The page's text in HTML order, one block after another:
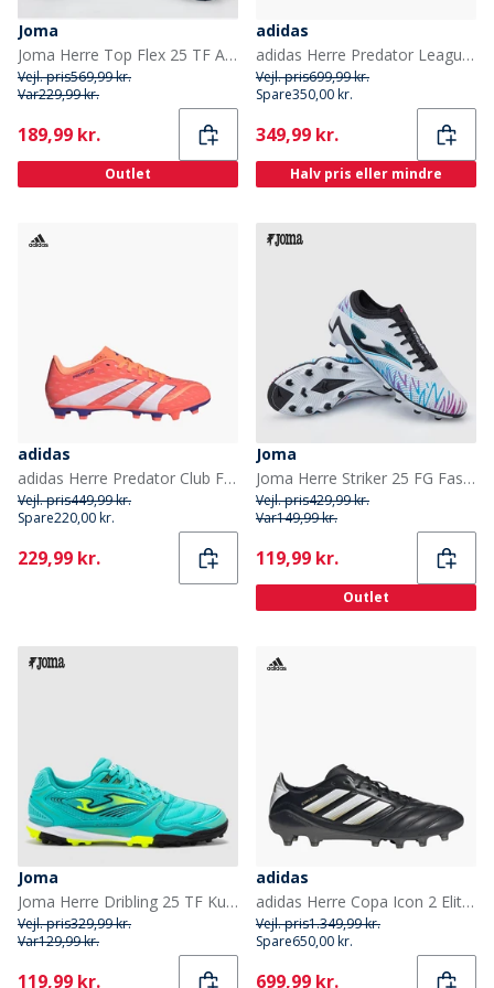
Joma
Joma Herre Top Flex 25 TF Astro Turf Fodboldstøvler Hvid/Royal
Vejl. pris569,99 kr.
Var229,99 kr.
Current
189,99 kr.
Outlet
adidas
adidas Herre Predator League Stealth Sejr Pakke FG/MG Fast/Multi Bund Fodboldstøvler Core Black/Grey Four/Lucid Red
Vejl. pris699,99 kr.
Spare350,00 kr.
Current
349,99 kr.
Halv pris eller mindre
adidas
adidas Herre Predator Club FG/MG Fast/Multi Ground Fodboldstøvler Signal Coral/Cloud White/Beam Orange
Vejl. pris449,99 kr.
Spare220,00 kr.
Current
229,99 kr.
Joma
Joma Herre Striker 25 FG Fast Bund Fodboldstøvler Hvid
Vejl. pris429,99 kr.
Var149,99 kr.
Current
119,99 kr.
Outlet
Joma
Joma Herre Dribling 25 TF Kunstgræs Fodboldstøvler Turquoise
Vejl. pris329,99 kr.
Var129,99 kr.
Current
119,99 kr.
adidas
adidas Herre Copa Icon 2 Elite FG/AG fast/kunstig bund fodboldstøvler Core Black/Cloud White/Gold Metallic
Vejl. pris1.349,99 kr.
Spare650,00 kr.
Current
699,99 kr.